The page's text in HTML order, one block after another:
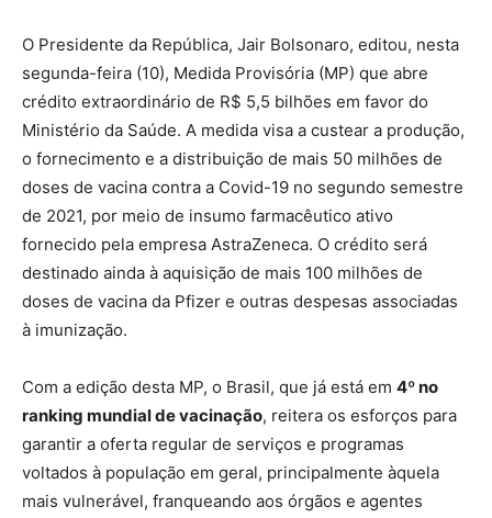
O Presidente da República, Jair Bolsonaro, editou, nesta
segunda-feira (10), Medida Provisória (MP) que abre
crédito extraordinário de R$ 5,5 bilhões em favor do
Ministério da Saúde. A medida visa a custear a produção,
o fornecimento e a distribuição de mais 50 milhões de
doses de vacina contra a Covid-19 no segundo semestre
de 2021, por meio de insumo farmacêutico ativo
fornecido pela empresa AstraZeneca. O crédito será
destinado ainda à aquisição de mais 100 milhões de
doses de vacina da Pfizer e outras despesas associadas
à imunização.
Com a edição desta MP, o Brasil, que já está em 4º no
ranking mundial de vacinação, reitera os esforços para
garantir a oferta regular de serviços e programas
voltados à população em geral, principalmente àquela
mais vulnerável, franqueando aos órgãos e agentes